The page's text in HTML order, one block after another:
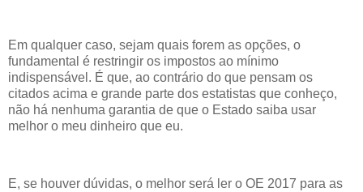
Em qualquer caso, sejam quais forem as opções, o
fundamental é restringir os impostos ao mínimo
indispensável. É que, ao contrário do que pensam os
citados acima e grande parte dos estatistas que conheço,
não há nenhuma garantia de que o Estado saiba usar
melhor o meu dinheiro que eu.
E, se houver dúvidas, o melhor será ler o OE 2017 para as